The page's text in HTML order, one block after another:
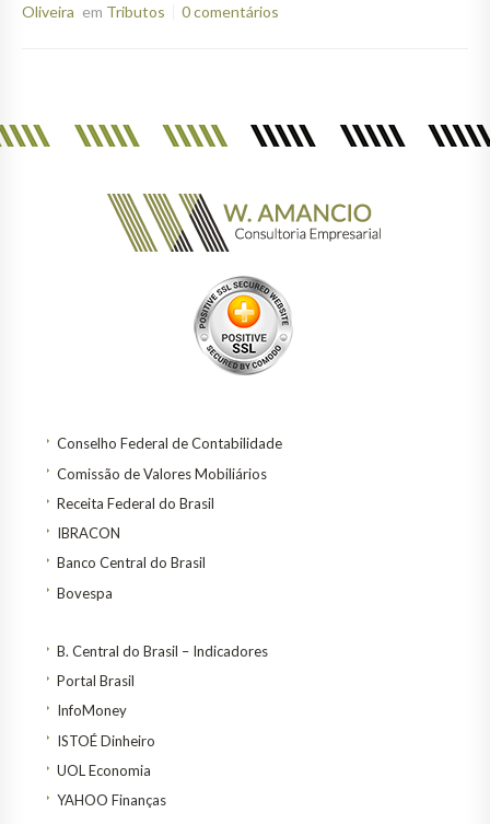
Oliveira em Tributos 0 comentários
Conselho Federal de Contabilidade
Comissão de Valores Mobiliários
Receita Federal do Brasil
IBRACON
Banco Central do Brasil
Bovespa
B. Central do Brasil – Indicadores
Portal Brasil
InfoMoney
ISTOÉ Dinheiro
UOL Economia
YAHOO Finanças